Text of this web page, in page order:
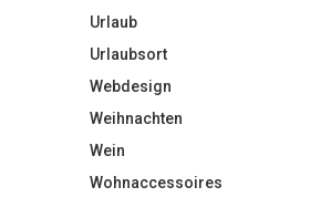
Urlaub
Urlaubsort
Webdesign
Weihnachten
Wein
Wohnaccessoires